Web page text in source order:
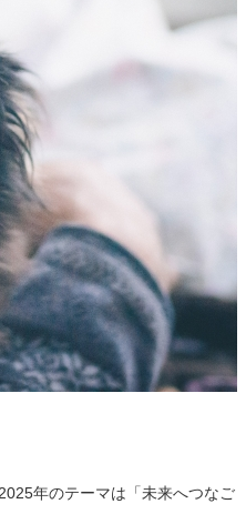
年のテーマは「未来へつなご